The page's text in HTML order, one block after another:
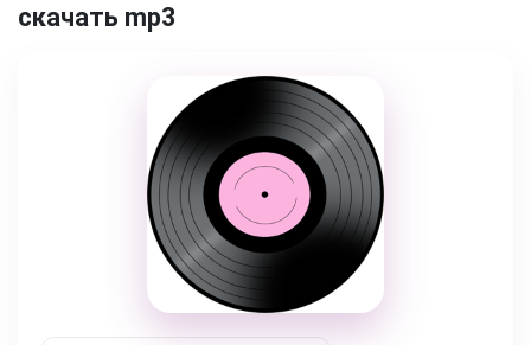
скачать mp3